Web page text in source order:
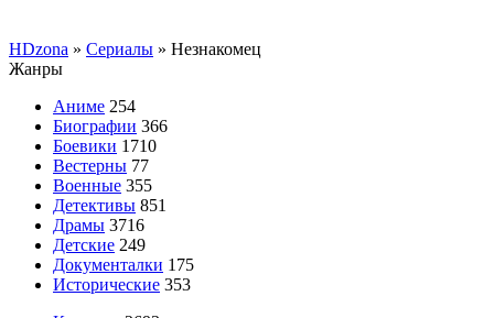
HDzona » Сериалы » Незнакомец
Жанры
Аниме 254
Биографии 366
Боевики 1710
Вестерны 77
Военные 355
Детективы 851
Драмы 3716
Детские 249
Документалки 175
Исторические 353